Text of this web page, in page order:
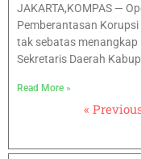
JAKARTA,KOMPAS —
Pemberantasan
tak sebatas
Sekretaris Daerah
Read More »
«